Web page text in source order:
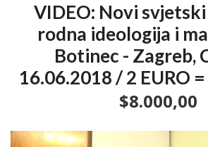
VIDEO: Novi
rodna ideologija i
Botinec - Zagreb,
16.06.2018 / 2 EURO
$8.000,00